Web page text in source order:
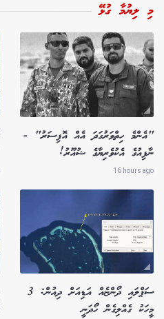
މި ލިޔުމާ ގުޅޭ
"އެންމެ ހިތްވަރުގަދަ އެއް އޮފިސަރު" -
ނާފިއުގެ އެކުވެރިޔާގެ ޝުއޫރު!
16 hours ago
ސަޕްލައި ދޯންޏެއް އަޑިއަށް ދިއުން: 3
މީހަކު ގެއްލިގެން ހޯދަނީ